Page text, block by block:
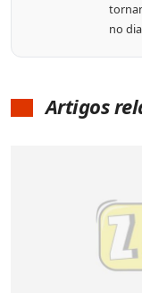
no
Artigos